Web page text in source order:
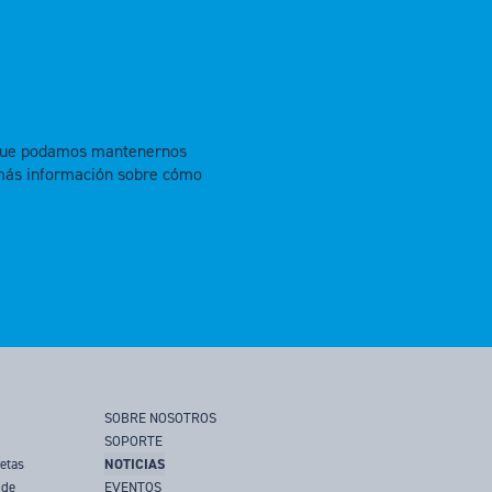
podamos mantenernos
información sobre cómo
SOBRE NOSOTROS
SOPORTE
NOTICIAS
EVENTOS